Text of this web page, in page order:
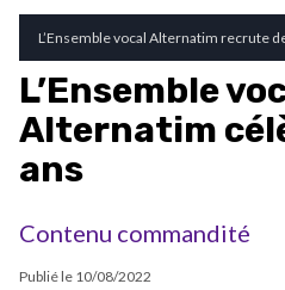
L’Ensemble vocal Alternatim recrute
L’Ensemble
Alternatim
ans
Contenu commandité
Publié le 10/08/2022